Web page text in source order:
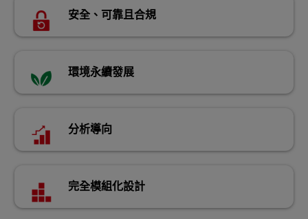
安全、可靠且合規
環境永續發展
分析導向
完全模組化設計